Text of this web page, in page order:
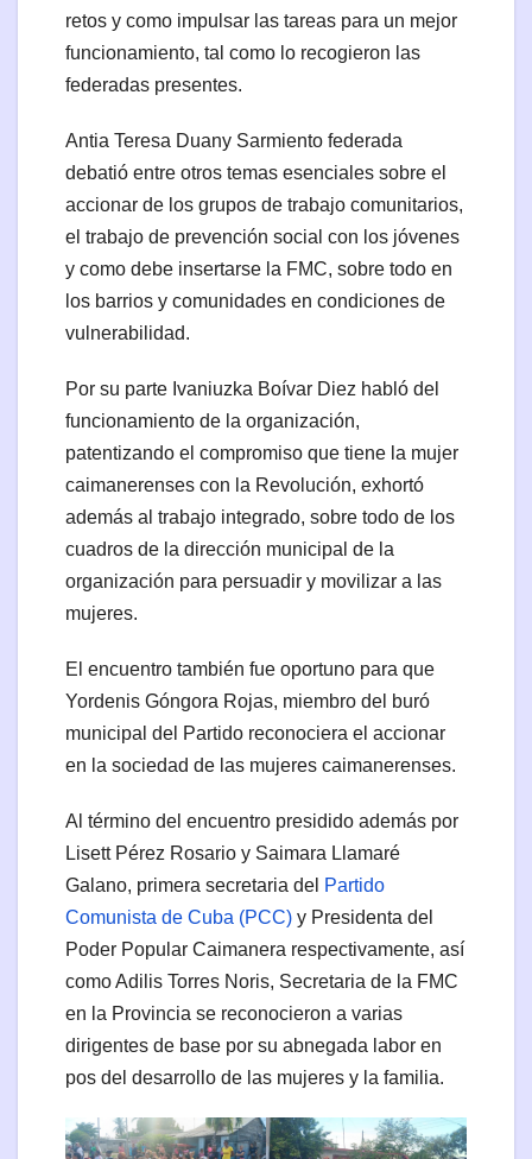
retos y como impulsar las tareas para un mejor
funcionamiento, tal como lo recogieron las
federadas presentes.
Antia Teresa Duany Sarmiento federada
debatió entre otros temas esenciales sobre el
accionar de los grupos de trabajo comunitarios,
el trabajo de prevención social con los jóvenes
y como debe insertarse la FMC, sobre todo en
los barrios y comunidades en condiciones de
vulnerabilidad.
Por su parte Ivaniuzka Boívar Diez habló del
funcionamiento de la organización,
patentizando el compromiso que tiene la mujer
caimanerenses con la Revolución, exhortó
además al trabajo integrado, sobre todo de los
cuadros de la dirección municipal de la
organización para persuadir y movilizar a las
mujeres.
El encuentro también fue oportuno para que
Yordenis Góngora Rojas, miembro del buró
municipal del Partido reconociera el accionar
en la sociedad de las mujeres caimanerenses.
Al término del encuentro presidido además por
Lisett Pérez Rosario y Saimara Llamaré
Galano, primera secretaria del Partido
Comunista de Cuba (PCC) y Presidenta del
Poder Popular Caimanera respectivamente, así
como Adilis Torres Noris, Secretaria de la FMC
en la Provincia se reconocieron a varias
dirigentes de base por su abnegada labor en
pos del desarrollo de las mujeres y la familia.